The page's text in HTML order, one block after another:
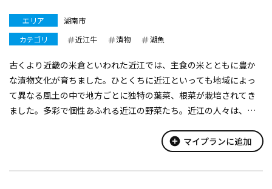
エリア
湖南市
カテゴリ
近江牛 漬物 湖魚
古くより近畿の米倉といわれた近江では、主食の米とともに豊か
な漬物文化が育ちました。ひとくちに近江といっても地域によっ
て異なる風土の中で地方ごとに独特の葉菜、根菜が栽培されてき
ました。多彩で個性あふれる近江の野菜たち。近江の人々は、そ
add_circle マイプランに追加